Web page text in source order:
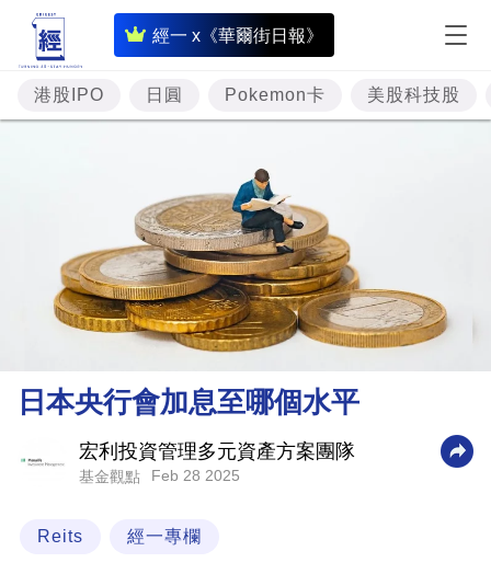
經一 x《華爾街日報》
即
時
財
經
投
資
樓
市
財
商
業
技
港股IPO 日圓 Pokemon卡 美股科技股
日本央行會加息至哪個水平
宏利投資管理多元資產方案團隊
基金觀點 Feb 28 2025
Reits 經一專欄